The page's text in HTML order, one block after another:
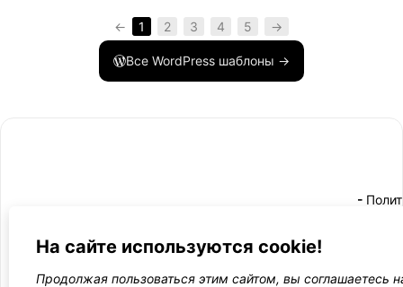
← 1 2 3 4 5 →
Все WordPress шаблоны →
Ещё один сайт на WordPress 💛
-
-
На сайте используются cookie!
Продолжая пользоваться этим сайтом, вы соглашаетесь